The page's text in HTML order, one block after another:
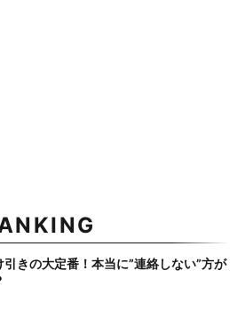
引きの大定番！本当に”連絡しない”方が